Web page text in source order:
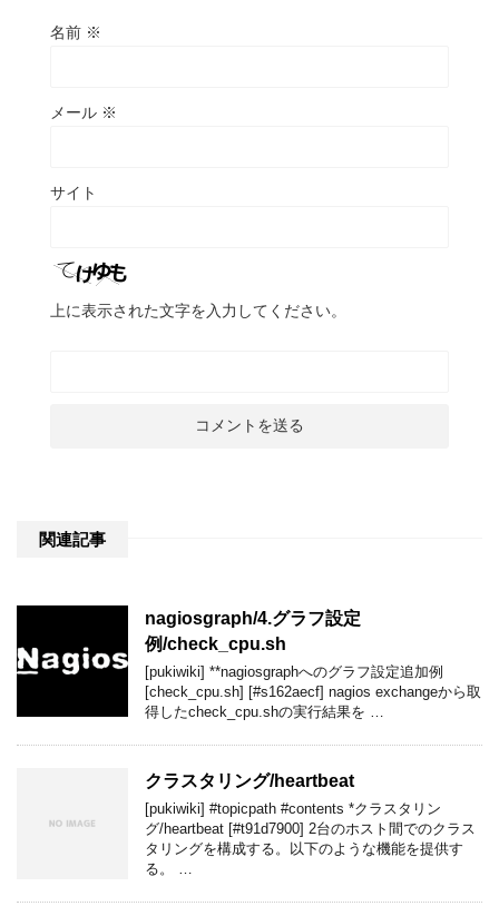
名前 ※
メール ※
サイト
上に表示された文字を入力してください。
関連記事
nagiosgraph/4.グラフ設定
例/check_cpu.sh
[pukiwiki] **nagiosgraphへのグラフ設定追加例
[check_cpu.sh] [#s162aecf] nagios exchangeから取
得したcheck_cpu.shの実行結果を …
クラスタリング/heartbeat
[pukiwiki] #topicpath #contents *クラスタリン
グ/heartbeat [#t91d7900] 2台のホスト間でのクラス
タリングを構成する。以下のような機能を提供す
る。 …